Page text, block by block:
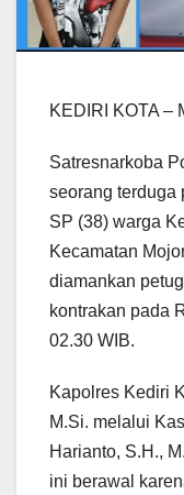
KEDIRI KOTA –
Satresnarkoba
seorang terduga
SP (38) warga
Kecamatan
diamankan
kontrakan pada
02.30 WIB.
Kapolres Kediri
M.Si. melalui
Harianto, S.H.,
ini berawal